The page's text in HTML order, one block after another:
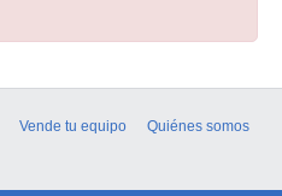
Vende tu equipo
Quiénes somos